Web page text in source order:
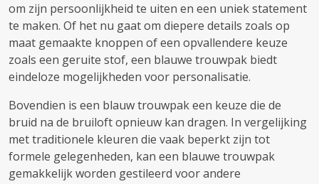
om zijn persoonlijkheid te uiten en een uniek statement
te maken. Of het nu gaat om diepere details zoals op
maat gemaakte knoppen of een opvallendere keuze
zoals een geruite stof, een blauwe trouwpak biedt
eindeloze mogelijkheden voor personalisatie.
Bovendien is een blauw trouwpak een keuze die de
bruid na de bruiloft opnieuw kan dragen. In vergelijking
met traditionele kleuren die vaak beperkt zijn tot
formele gelegenheden, kan een blauwe trouwpak
gemakkelijk worden gestileerd voor andere